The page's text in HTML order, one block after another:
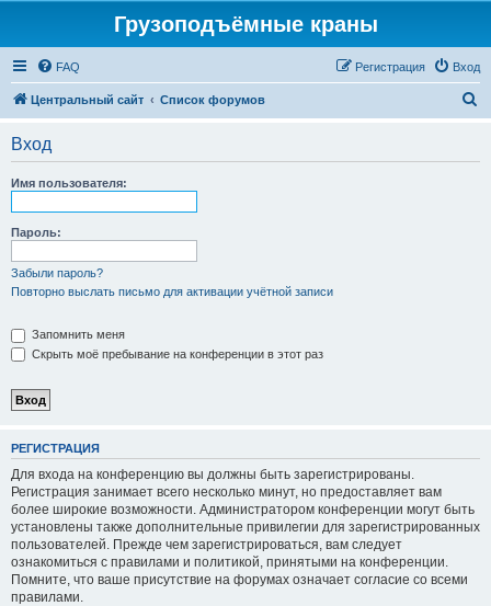
Грузоподъёмные краны
FAQ Вход
Регистрация
Центральный сайт Список форумов
Вход
Имя пользователя:
Пароль:
Забыли пароль?
Повторно выслать письмо для активации учётной записи
Запомнить меня
Скрыть моё пребывание на конференции в этот раз
РЕГИСТРАЦИЯ
Для входа на конференцию вы должны быть зарегистрированы.
Регистрация занимает всего несколько минут, но предоставляет вам
более широкие возможности. Администратором конференции могут быть
установлены также дополнительные привилегии для зарегистрированных
пользователей. Прежде чем зарегистрироваться, вам следует
ознакомиться с правилами и политикой, принятыми на конференции.
Помните, что ваше присутствие на форумах означает согласие со всеми
правилами.